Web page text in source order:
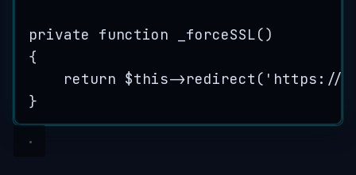
private function _forceSSL()
{
return $this->redirect ( ' https://
}